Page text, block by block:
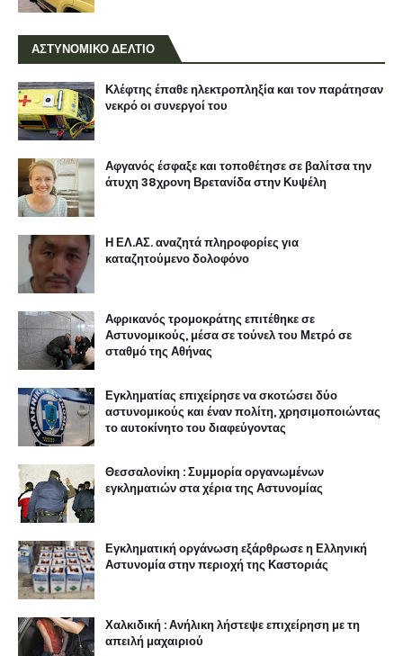
ΑΣΤΥΝΟΜΙΚΟ ΔΕΛΤΙΟ
Κλέφτης έπαθε ηλεκτροπληξία και τον παράτησαν
νεκρό οι συνεργοί του
Αφγανός έσφαξε και τοποθέτησε σε βαλίτσα την
άτυχη 38χρονη Βρετανίδα στην Κυψέλη
Η ΕΛ.ΑΣ. αναζητά πληροφορίες για
καταζητούμενο δολοφόνο
Αφρικανός τρομοκράτης επιτέθηκε σε
Αστυνομικούς, μέσα σε τούνελ του Μετρό σε
σταθμό της Αθήνας
Εγκληματίας επιχείρησε να σκοτώσει δύο
αστυνομικούς και έναν πολίτη, χρησιμοποιώντας
το αυτοκίνητο του διαφεύγοντας
Θεσσαλονίκη : Συμμορία οργανωμένων
εγκληματιών στα χέρια της Αστυνομίας
Εγκληματική οργάνωση εξάρθρωσε η Ελληνική
Αστυνομία στην περιοχή της Καστοριάς
Χαλκιδική : Ανήλικη λήστεψε επιχείρηση με τη
απειλή μαχαιριού